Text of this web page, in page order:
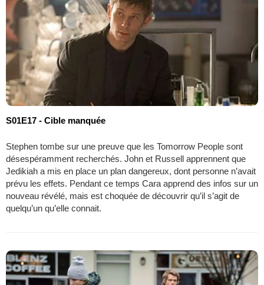
S01E17 - Cible manquée
Stephen tombe sur une preuve que les Tomorrow People sont
désespéramment recherchés. John et Russell apprennent que
Jedikiah a mis en place un plan dangereux, dont personne n’avait
prévu les effets. Pendant ce temps Cara apprend des infos sur un
nouveau révélé, mais est choquée de découvrir qu’il s’agit de
quelqu’un qu’elle connait.